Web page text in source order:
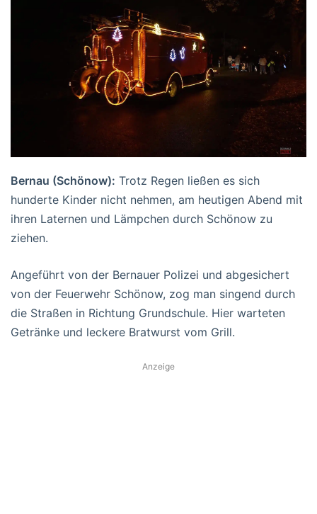
Bernau (Schönow): Trotz Regen ließen es sich
hunderte Kinder nicht nehmen, am heutigen Abend mit
ihren Laternen und Lämpchen durch Schönow zu
ziehen.
Angeführt von der Bernauer Polizei und abgesichert
von der Feuerwehr Schönow, zog man singend durch
die Straßen in Richtung Grundschule. Hier warteten
Getränke und leckere Bratwurst vom Grill.
Anzeige